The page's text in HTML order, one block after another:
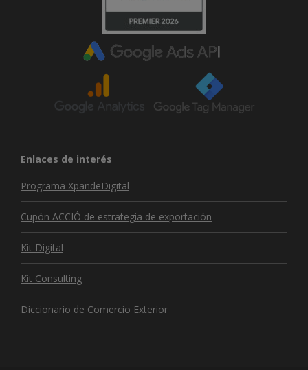
Enlaces de interés
Programa XpandeDigital
Cupón ACCIÓ de estrategia de exportación
Kit Digital
Kit Consulting
Diccionario de Comercio Exterior